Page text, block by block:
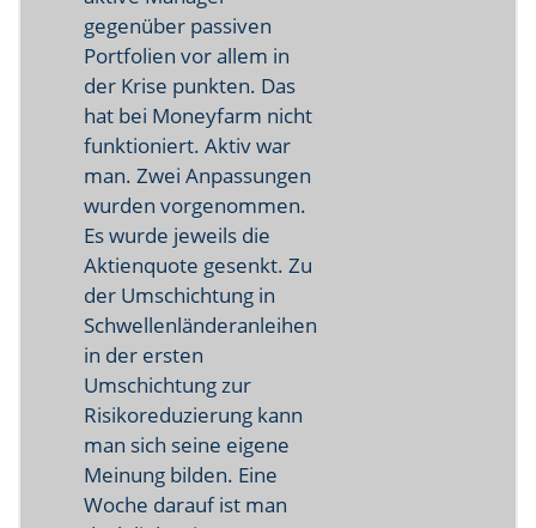
gegenüber passiven
Portfolien vor allem in
der Krise punkten. Das
hat bei Moneyfarm nicht
funktioniert. Aktiv war
man. Zwei Anpassungen
wurden vorgenommen.
Es wurde jeweils die
Aktienquote gesenkt. Zu
der Umschichtung in
Schwellenländeranleihen
in der ersten
Umschichtung zur
Risikoreduzierung kann
man sich seine eigene
Meinung bilden. Eine
Woche darauf ist man